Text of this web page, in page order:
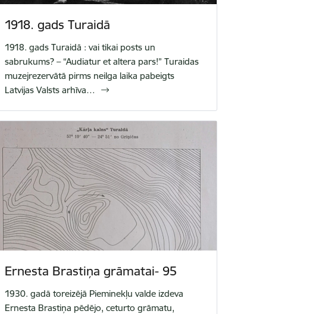
1918. gads Turaidā
1918. gads Turaidā : vai tikai posts un
sabrukums? – “Audiatur et altera pars!” Turaidas
muzejrezervātā pirms neilga laika pabeigts
Latvijas Valsts arhīva…
Ernesta Brastiņa grāmatai- 95
1930. gadā toreizējā Pieminekļu valde izdeva
Ernesta Brastiņa pēdējo, ceturto grāmatu,